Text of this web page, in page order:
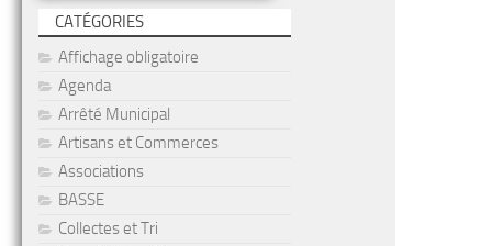
CATÉGORIES
Affichage obligatoire
Agenda
Arrêté Municipal
Artisans et Commerces
Associations
BASSE
Collectes et Tri